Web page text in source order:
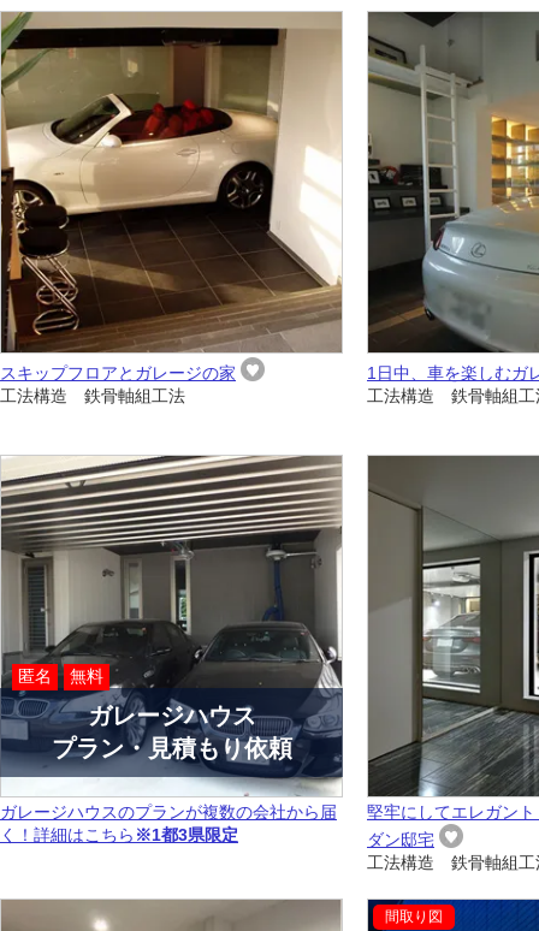
スキップフロアとガレージの家
工法構造 鉄骨軸組工法
1日中、車を楽しむガ
工法構造 鉄骨軸組工
匿名 無料
ガレージハウス
プラン・見積もり依頼
ガレージハウスのプランが複数の会社から届
く！詳細はこちら ※1都3県限定
堅牢にしてエレガン
ダン邸宅
工法構造 鉄骨軸組工